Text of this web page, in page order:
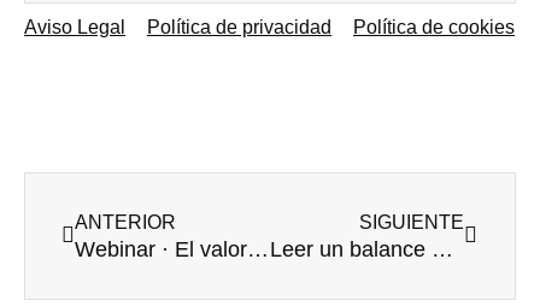
Aviso Legal Política de privacidad Política de cookies
ANTERIOR
Webinar · El valor de una cultura ética
SIGUIENTE
Leer un balance de sumas y saldos (I)